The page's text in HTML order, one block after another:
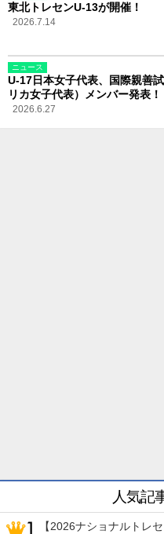
東北トレセンU-13が開催！
2026.7.14
ニュース
U-17日本女子代表、国際親善
リカ女子代表）メンバー発表！
2026.6.27
人気記
【2026ナショナルトレ